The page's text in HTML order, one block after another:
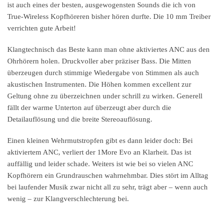
ist auch eines der besten, ausgewogensten Sounds die ich von
True-Wireless Kopfhöreren bisher hören durfte. Die 10 mm Treiber
verrichten gute Arbeit!
Klangtechnisch das Beste kann man ohne aktiviertes ANC aus den
Ohrhörern holen. Druckvoller aber präziser Bass. Die Mitten
überzeugen durch stimmige Wiedergabe von Stimmen als auch
akustischen Instrumenten. Die Höhen kommen excellent zur
Geltung ohne zu überzeichnen under schrill zu wirken. Generell
fällt der warme Unterton auf überzeugt aber durch die
Detailauflösung und die breite Stereoauflösung.
Einen kleinen Wehrmutstropfen gibt es dann leider doch: Bei
aktiviertem ANC, verliert der 1More Evo an Klarheit. Das ist
auffällig und leider schade. Weiters ist wie bei so vielen ANC
Kopfhörern ein Grundrauschen wahrnehmbar. Dies stört im Alltag
bei laufender Musik zwar nicht all zu sehr, trägt aber – wenn auch
wenig – zur Klangverschlechterung bei.